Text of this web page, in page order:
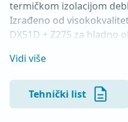
termičkom izolacijom
Izrađeno od
DX51D + Z275 za hladno
Vidi više
Tehnički list